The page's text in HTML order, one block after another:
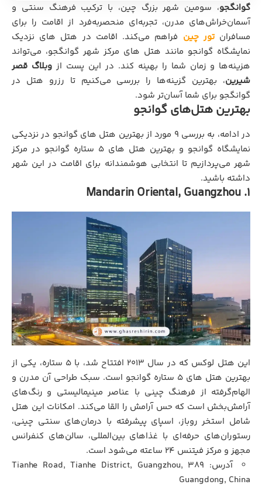
گوانگجو، سومین شهر بزرگ چین، با ترکیب فرهنگ سنتی و
آسمان‌خراش‌های مدرن، تجربه‌ای منحصربه‌فرد از اقامت را برای
مسافرانتور چین فراهم می‌کند. اقامت در هتل های نزدیک
نمایشگاه گوانجو مانند هتل های مرکز شهر گوانگجو، می‌تواند
هزینه‌ها و زمان شما را بهینه کند. در این پست از وبلاگ قصر
شیرین، بهترین گزینه‌ها را بررسی می‌کنیم تا رزرو هتل در
گوانگجو برای شما آسان‌تر شود.
بهترین هتل‌های گوانجو
در ادامه، به بررسی ۹ مورد از بهترین هتل های گوانجو در نزدیکی
نمایشگاه گوانجو و بهترین هتل های 5 ستاره گوانجو در مرکز
شهر می‌پردازیم تا انتخابی هوشمندانه برای اقامت در این شهر
داشته باشید.
1. Mandarin Oriental, Guangzhou
این هتل لوکس که در سال ۲۰۱۳ افتتاح شد، با ۵ ستاره، یکی از
بهترین هتل های 5 ستاره گوانجو است. سبک طراحی آن مدرن و
الهام‌گرفته از فرهنگ چینی با عناصر مینیمالیستی و رنگ‌های
آرامش‌بخش است که حس آرامش را القا می‌کند. امکانات این هتل
شامل استخر روباز، اسپای پیشرفته با درمان‌های سنتی چینی،
رستوران‌های حرفه‌ای با غذاهای بین‌المللی، سالن‌های کنفرانس
مجهز و مرکز فیتنس ۲۴ ساعته می‌شود است.
آدرس: 389 Tianhe Road, Tianhe District, Guangzhou,
Guangdong, China